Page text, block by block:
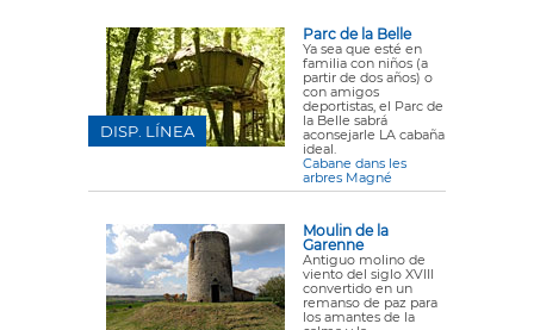
Parc de la Belle
Ya sea que esté en
familia con niños (a
partir de dos años) o
con amigos
deportistas, el Parc de
la Belle sabrá
aconsejarle LA cabaña
ideal.
Cabane dans les
arbres Magné
DISP. LÍNEA
Moulin de la
Garenne
Antiguo molino de
viento del siglo XVIII
convertido en un
remanso de paz para
los amantes de la